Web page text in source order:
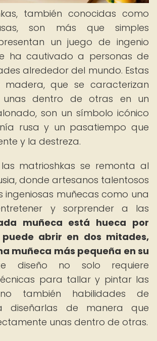
también conocidas como
son más que simples
un juego de ingenio
ha cautivado a personas de
alrededor del mundo. Estas
madera, que se caracterizan
dentro de otras en un
son un símbolo icónico
rusa y un pasatiempo que
y la destreza.
matrioshkas se remonta al
donde artesanos talentosos
ingeniosas muñecas como una
y sorprender a las
muñeca está hueca por
abrir en dos mitades,
muñeca más pequeña en su
diseño no solo requiere
para tallar y pintar las
también habilidades de
diseñarlas de manera que
unas dentro de otras.